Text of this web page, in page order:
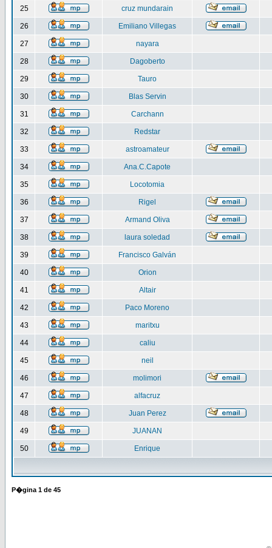
25 cruz mundarain
26 Emiliano Villegas
27 nayara
28 Dagoberto
29 Tauro
30 Blas Servin
31 Carchann
32 Redstar
33 astroamateur
34 Ana.C.Capote
35 Locotomia
36 Rigel
37 Armand Oliva
38 laura soledad
39 Francisco Galván
40 Orion
41 Altair
42 Paco Moreno
43 maritxu
44 caliu
45 neil
46 molimori
47 alfacruz
48 Juan Perez
49 JUANAN
50 Enrique
P�gina 1 de 45